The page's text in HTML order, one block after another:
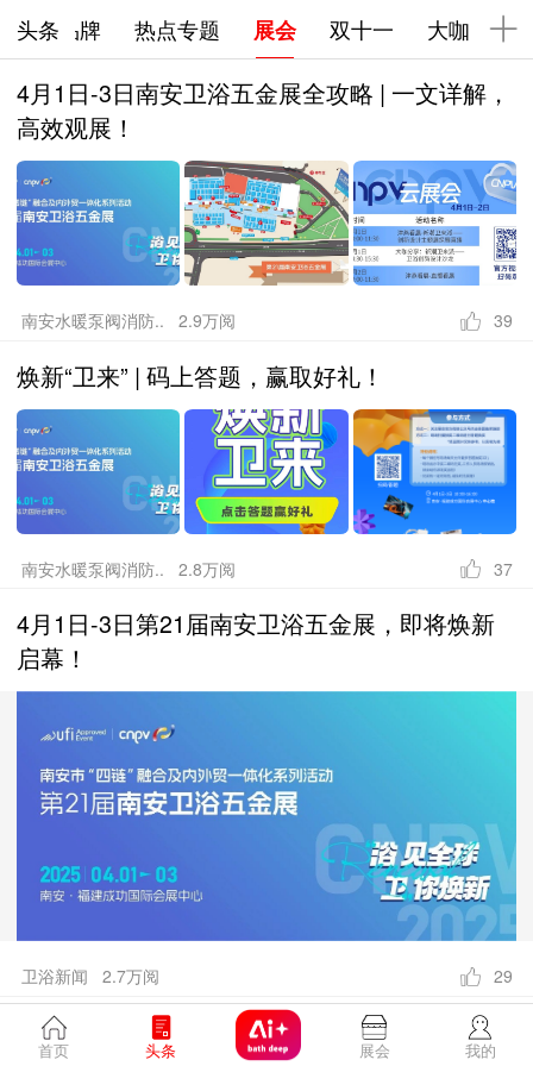
头条星品牌 热点专题 展会 双十一 大咖 五
下拉刷新
4月1日-3日南安卫浴五金展全攻略 | 一文详解，
高效观展！
南安水暖泵阀消防.. 2.9万阅 39
焕新“卫来” | 码上答题，赢取好礼！
南安水暖泵阀消防.. 2.8万阅 37
4月1日-3日第21届南安卫浴五金展，即将焕新
启幕！
卫浴新闻 2.7万阅 29
4月1日-3日南安卫浴五金展将用Deepseek帮卫
首页 头条 展会 我的